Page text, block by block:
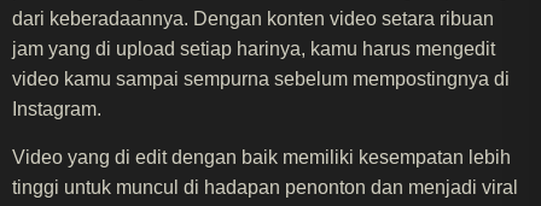
dari keberadaannya. Dengan konten video setara ribuan
jam yang di upload setiap harinya, kamu harus mengedit
video kamu sampai sempurna sebelum mempostingnya di
Instagram.
Video yang di edit dengan baik memiliki kesempatan lebih
tinggi untuk muncul di hadapan penonton dan menjadi viral